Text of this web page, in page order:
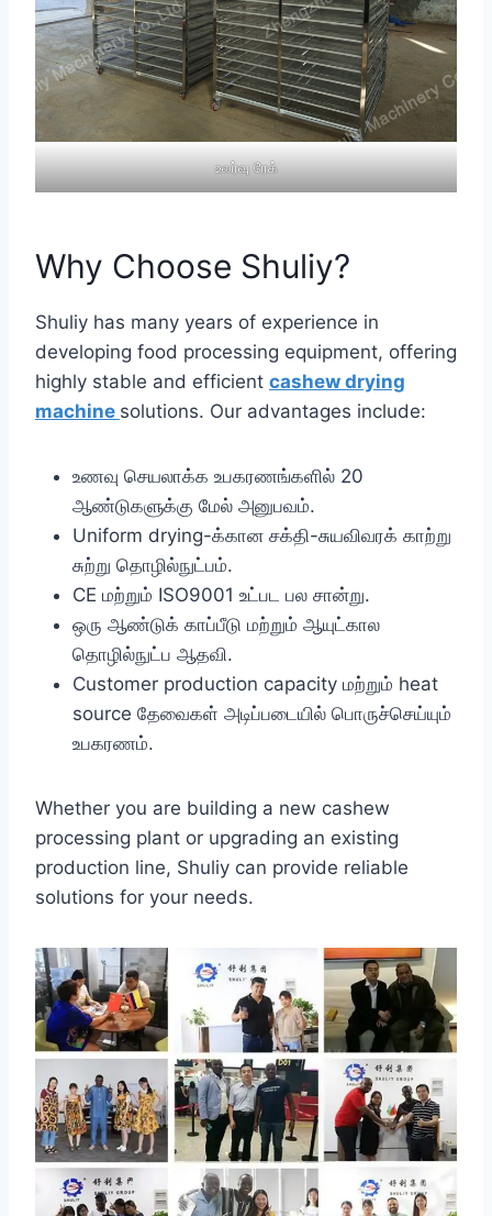
உலர்வு ரேக்
Why Choose Shuliy?
Shuliy has many years of experience in
developing food processing equipment, offering
highly stable and efficient cashew drying
machine solutions. Our advantages include:
உணவு செயலாக்க உபகரணங்களில் 20
ஆண்டுகளுக்கு மேல் அனுபவம்.
Uniform drying-க்கான சக்தி-சுயவிவரக் காற்று
சுற்று தொழில்நுட்பம்.
CE மற்றும் ISO9001 உட்பட பல சான்று.
ஒரு ஆண்டுக் காப்பீடு மற்றும் ஆயுட்கால
தொழில்நுட்ப ஆதவி.
Customer production capacity மற்றும் heat
source தேவைகள் அடிப்படையில் பொருச்செய்யும்
உபகரணம்.
Whether you are building a new cashew
processing plant or upgrading an existing
production line, Shuliy can provide reliable
solutions for your needs.